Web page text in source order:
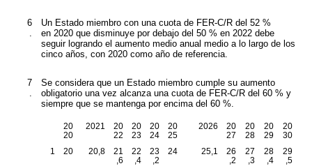
6
Un Estado miembro con una cuota de FER-C/R del 52 %
en 2020 que disminuye por debajo del 50 % en 2022 debe
seguir logrando el aumento medio anual medio a lo largo de los
cinco años, con 2020 como año de referencia.
7
.
Se considera que un Estado miembro cumple su aumento
obligatorio una vez alcanza una cuota de FER-C/R del 60 % y
siempre que se mantenga por encima del 60 %.
20
20
2021
20
22
20
23
20
24
20
25
2026
20
27
20
28
20
29
20
30
1
20 20,8
21
,6
22
,4
23
,2
24 25,1
26
,2
27
,3
28
,4
29
,5